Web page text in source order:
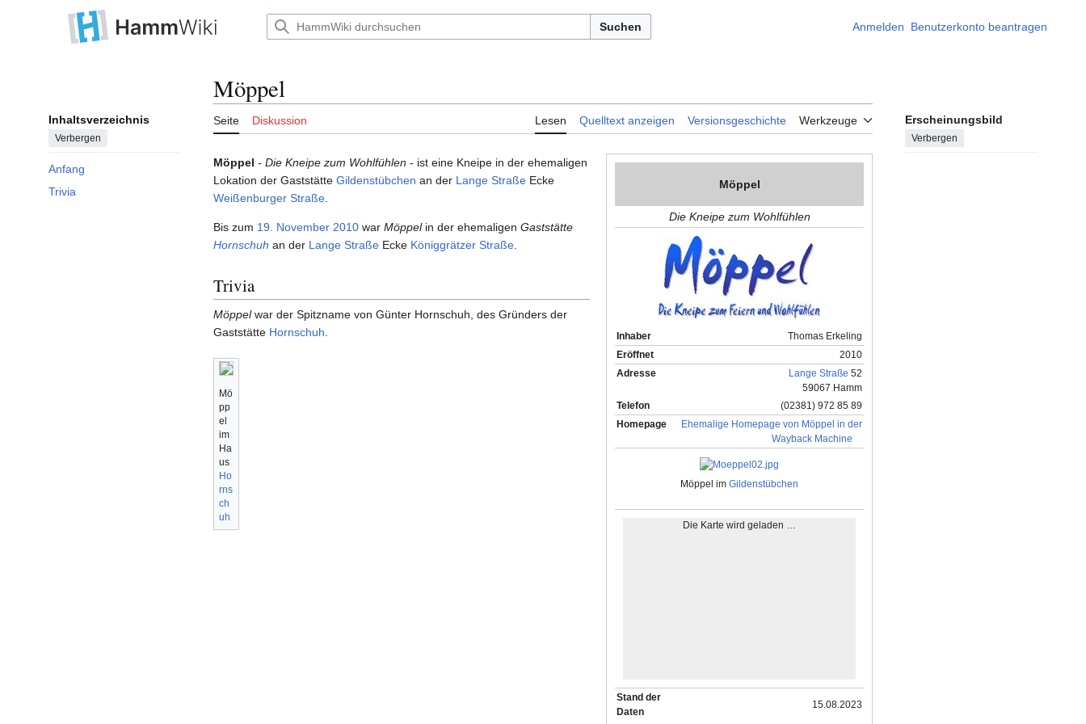
Hauptmenü Suchen Anmelden Benutzerkonto beantragen
Inhaltsverzeichnis
Verbergen
Anfang
Trivia
Möppel
Seite Diskussion Lesen Quelltext anzeigen Versionsgeschichte Werkzeuge Erscheinungsbild
Verbergen
Möppel
Die Kneipe zum Wohlfühlen
Inhaber
Thomas Erkeling
Eröffnet
2010
Adresse
Lange Straße 52
59067 Hamm
Telefon
(02381) 972 85 89
Homepage
Ehemalige Homepage von Möppel in der
Wayback Machine
Möppel im Gildenstübchen
Die Karte wird geladen …
Stand der
Daten
15.08.2023
Möppel - Die Kneipe zum Wohlfühlen - ist eine Kneipe in der ehemaligen
Lokation der Gaststätte Gildenstübchen an der Lange Straße Ecke
Weißenburger Straße
Bis zum 19. November 2010 war Möppelin der ehemaligen Gaststätte
Hornschuh an der Lange Straße Ecke Königgrätzer Straße
Trivia
Möppelwar der Spitzname von Günter Hornschuh, des Gründers der
Gaststätte Hornschuh
Mö
pp
el
im
Ha
us
Ho
rns
ch
uh